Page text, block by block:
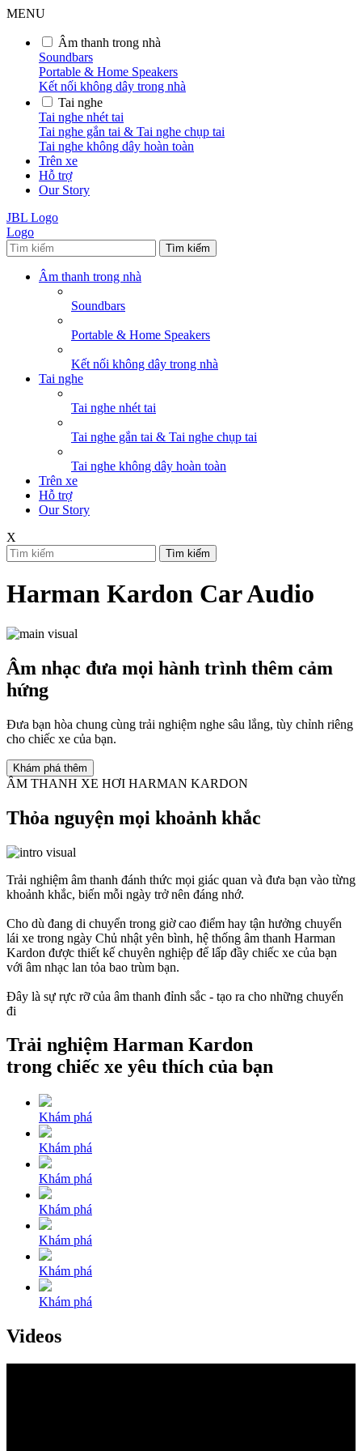
MENU
Âm thanh trong nhà
Soundbars
Portable & Home Speakers
Kết nối không dây trong nhà
Tai nghe
Tai nghe nhét tai
Tai nghe gắn tai & Tai nghe chụp tai
Tai nghe không dây hoàn toàn
Trên xe
Hỗ trợ
Our Story
JBL Logo
Logo
Tìm kiếm
Âm thanh trong nhà
Soundbars
Portable & Home Speakers
Kết nối không dây trong nhà
Tai nghe
Tai nghe nhét tai
Tai nghe gắn tai & Tai nghe chụp tai
Tai nghe không dây hoàn toàn
Trên xe
Hỗ trợ
Our Story
X
Tìm kiếm
Harman Kardon Car Audio
Âm nhạc đưa mọi hành trình thêm cảm
hứng
Đưa bạn hòa chung cùng trải nghiệm nghe sâu lắng, tùy chỉnh riêng
cho chiếc xe của bạn.
Khám phá thêm
ÂM THANH XE HƠI HARMAN KARDON
Thỏa nguyện mọi khoảnh khắc
Trải nghiệm âm thanh đánh thức mọi giác quan và đưa bạn vào từng
khoảnh khắc, biến mỗi ngày trở nên đáng nhớ.
Cho dù đang di chuyển trong giờ cao điểm hay tận hưởng chuyến
lái xe trong ngày Chủ nhật yên bình, hệ thống âm thanh Harman
Kardon được thiết kế chuyên nghiệp để lấp đầy chiếc xe của bạn
với âm nhạc lan tỏa bao trùm bạn.
Đây là sự rực rỡ của âm thanh đỉnh sắc - tạo ra cho những chuyến
đi
Trải nghiệm Harman Kardon
trong chiếc xe yêu thích của bạn
Khám phá
Khám phá
Khám phá
Khám phá
Khám phá
Khám phá
Khám phá
Videos